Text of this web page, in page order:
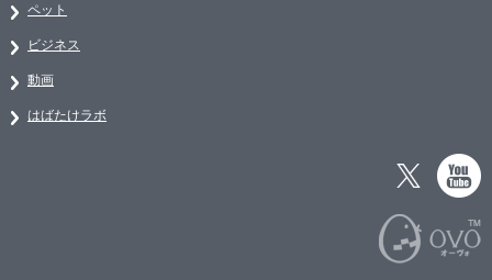
ペット
ビジネス
動画
はばたけラボ